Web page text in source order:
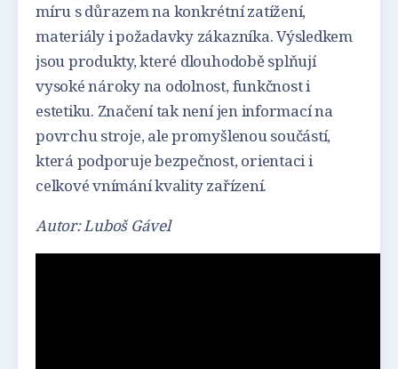
míru s důrazem na konkrétní zatížení,
materiály i požadavky zákazníka. Výsledkem
jsou produkty, které dlouhodobě splňují
vysoké nároky na odolnost, funkčnost i
estetiku. Značení tak není jen informací na
povrchu stroje, ale promyšlenou součástí,
která podporuje bezpečnost, orientaci i
celkové vnímání kvality zařízení.
Autor: Luboš Gável